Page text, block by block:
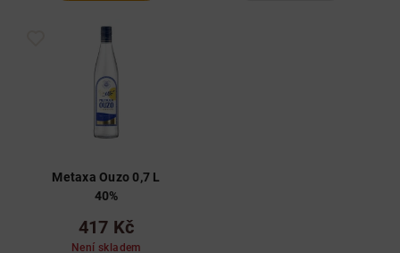
Metaxa Ouzo 0,7 L
40%
417 Kč
Není skladem